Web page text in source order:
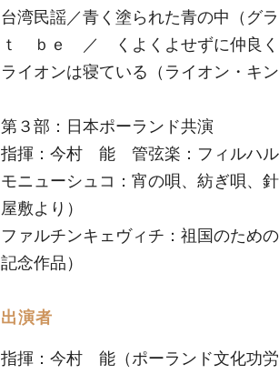
台湾民謡／青く塗られた青の中（グ
ｔ ｂｅ ／ くよくよせずに仲良く
ライオンは寝ている（ライオン・キン
第３部：日本ポーランド共演
指揮：今村 能 管弦楽：フィルハル
モニューシュコ：宵の唄、紡ぎ唄、
屋敷より）
ファルチンキェヴィチ：祖国のため
記念作品）
出演者
指揮：今村 能（ポーランド文化功